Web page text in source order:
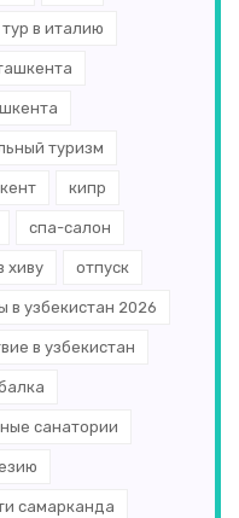
тур в италию
туризм
кипр
спа-салон
хиву отпуск
в узбекистан 2026
в узбекистан
санатории
самарканда